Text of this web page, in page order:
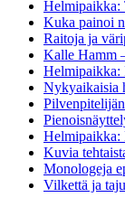
Helmipaikka:
Kuka painoi
Raitoja ja
Kalle Hamm
Helmipaikka:
Nykyaikaisia
Helmipaikka:
Kuvia
Monologeja
Vilkettä ja